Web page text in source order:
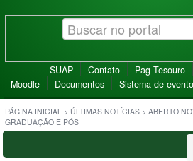
SUAP Contato Pag Tesouro
Moodle
Documentos Sistema de
PÁGINA INICIAL > ÚLTIMAS NOTÍCIAS > ABERTO
GRADUAÇÃO E PÓS